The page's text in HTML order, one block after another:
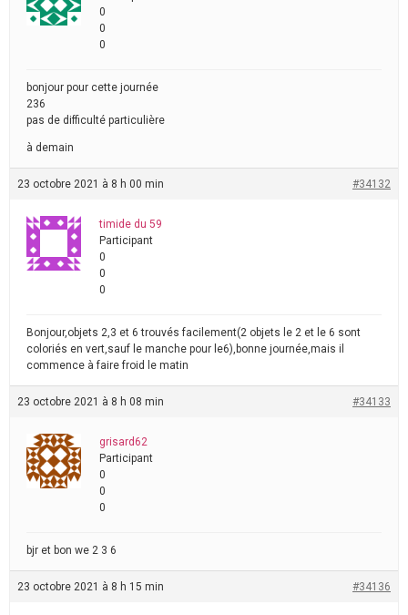
0
0
0
bonjour pour cette journée
236
pas de difficulté particulière
à demain
23 octobre 2021 à 8 h 00 min #34132
timide du 59
Participant
0
0
0
Bonjour,objets 2,3 et 6 trouvés facilement(2 objets le 2 et le 6 sont
coloriés en vert,sauf le manche pour le6),bonne journée,mais il
commence à faire froid le matin
23 octobre 2021 à 8 h 08 min #34133
grisard62
Participant
0
0
0
bjr et bon we 2 3 6
23 octobre 2021 à 8 h 15 min #34136